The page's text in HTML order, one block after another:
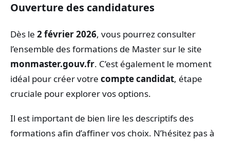
Ouverture des candidatures
Dès le 2 février 2026, vous pourrez consulter
l’ensemble des formations de Master sur le site
monmaster.gouv.fr. C’est également le moment
idéal pour créer votre compte candidat, étape
cruciale pour explorer vos options.
Il est important de bien lire les descriptifs des
formations afin d’affiner vos choix. N’hésitez pas à